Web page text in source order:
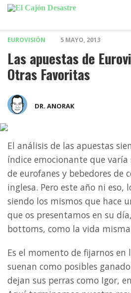
EUROVISIÓN 5 MAYO, 2013
Las apuestas de
Otras Favoritas
DR. ANORAK
El análisis de las apuestas
índice emocionante que varía
de eurofanes y bebedores de
inglesa. Pero este año ni eso,
siendo los mismos que hace
que os presentamos en su
bottoms, como la vida
Es el momento de fijarnos en
suenan como posibles
dejan sus perras como Igor,